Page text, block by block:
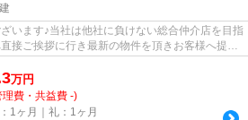
います♪当社は他社に負けない総合仲介店を目指
接ご挨拶に行き最新の物件を頂きお客様へ提供
万円
理費・共益費 -)
1ヶ月｜礼：1ヶ月